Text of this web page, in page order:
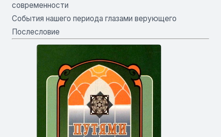
современности
События нашего периода глазами верующего
Послесловие